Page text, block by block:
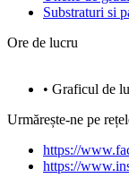
Substraturi si
Ore de lucru
• Graficul de
Urmărește-ne pe
https://
https://